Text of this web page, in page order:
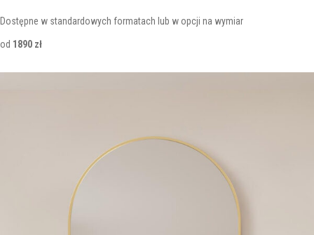
Dostępne w standardowych formatach lub w opcji na wymiar
od 1890 zł